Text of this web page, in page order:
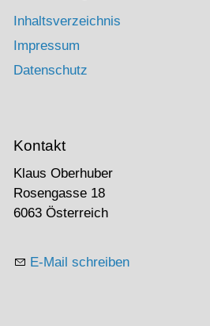
Inhaltsverzeichnis
Impressum
Datenschutz
Kontakt
Klaus Oberhuber
Rosengasse 18
6063 Österreich
E-Mail schreiben